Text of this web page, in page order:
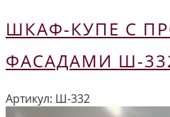
ШКАФ-КУПЕ С
ФАСАДАМИ Ш-
Артикул: Ш-332